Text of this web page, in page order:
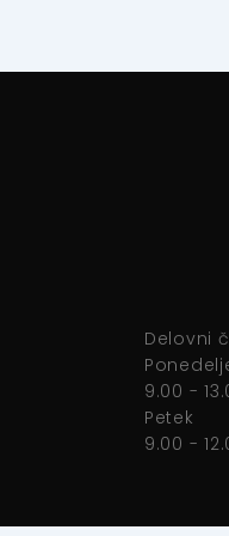
Delovni
9.00 -
Petek
9.00 -